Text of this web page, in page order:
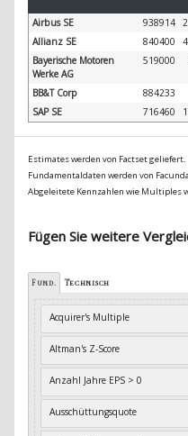
Airbus SE 938914
Allianz SE
840400
Bayerische Motoren
Werke AG
519000
BB&T Corp 884233
SAP SE
716460
Estimates werden von Factset geliefert.
Fundamentaldaten werden von
Abgeleitete Kennzahlen wie Multiples
Fügen Sie weitere
Fund. Technisch
Acquirer's Multiple
Altman's Z-Score
Anzahl Jahre EPS > 0
Ausschüttungsquote